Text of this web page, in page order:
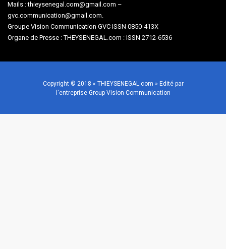
Mails : thieysenegal.com@gmail.com –
gvc.communication@gmail.com.
Groupe Vision Communication GVC ISSN 0850-413X
Organe de Presse : THEYSENEGAL.com : ISSN 2712-6536
Copyright © 2018 « THIEYSENEGAL.com » Edité par
l'entreprise Group Vision Communication